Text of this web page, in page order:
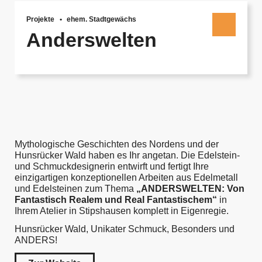
Projekte ehem. Stadtgewächs
Anderswelten
Mythologische Geschichten des Nordens und der
Hunsrücker Wald haben es Ihr angetan. Die Edelstein-
und Schmuckdesignerin entwirft und fertigt Ihre
einzigartigen konzeptionellen Arbeiten aus Edelmetall
und Edelsteinen zum Thema „ANDERSWELTEN: Von
Fantastisch Realem und Real Fantastischem“ in
Ihrem Atelier in Stipshausen komplett in Eigenregie.
Hunsrücker Wald, Unikater Schmuck, Besonders und
ANDERS!